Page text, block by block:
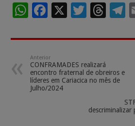
W
at
sA
p
p
F
e
b
o
o
X
T
tt
er
T
re
ds
T
e
Anterior
CONFRAMADES realizará
encontro fraternal de obreiros e
líderes em Cariacica no mês de
Julho/2024
descriminalizar